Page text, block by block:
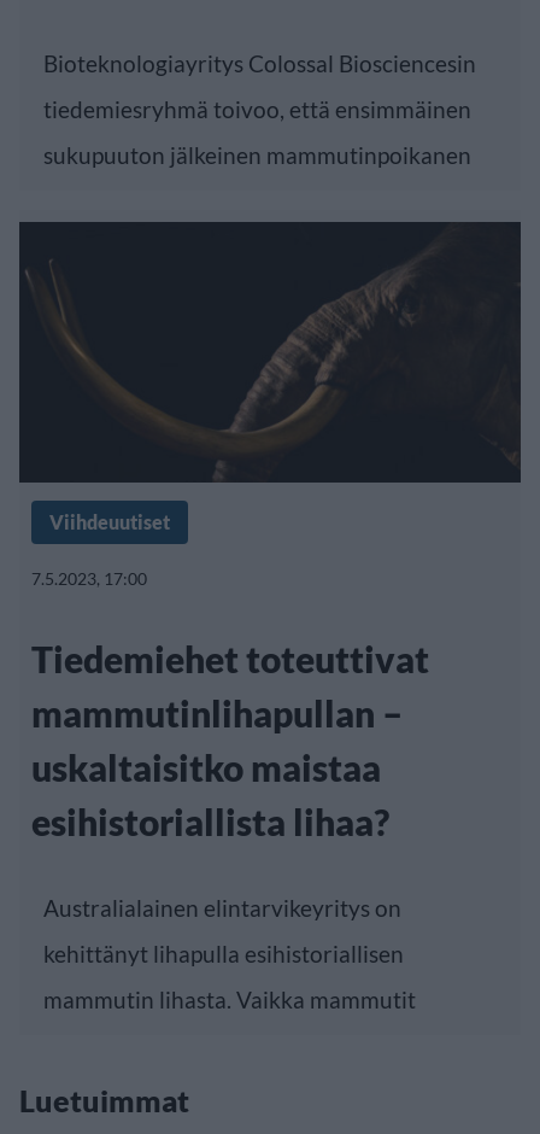
Bioteknologiayritys Colossal Biosciencesin
tiedemiesryhmä toivoo, että ensimmäinen
sukupuuton jälkeinen mammutinpoikanen
Viihdeuutiset
7.5.2023, 17:00
Tiedemiehet toteuttivat
mammutinlihapullan –
uskaltaisitko maistaa
esihistoriallista lihaa?
Australialainen elintarvikeyritys on
kehittänyt lihapulla esihistoriallisen
mammutin lihasta. Vaikka mammutit
Luetuimmat